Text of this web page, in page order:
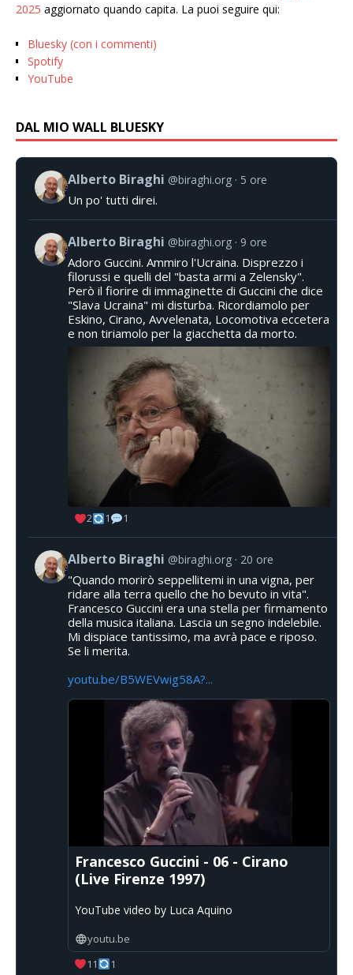
2025 aggiornato quando capita. La puoi seguire qui:
Bluesky (con i commenti)
Spotify
YouTube
DAL MIO WALL BLUESKY
Alberto Biraghi @biraghi.org 5 ore
Un po' tutti direi.
Alberto Biraghi @biraghi.org 9 ore
Adoro Guccini. Ammiro l'Ucraina. Disprezzo i
filorussi e quelli del "basta armi a Zelensky".
Però il fiorire di immaginette di Guccini che dice
"Slava Ucraina" mi disturba. Ricordiamolo per
Eskino, Cirano, Avvelenata, Locomotiva eccetera
e non tiriamolo per la giacchetta da morto.
2 1 1
Alberto Biraghi @biraghi.org 20 ore
"Quando morirò seppellitemi in una vigna, per
ridare alla terra quello che ho bevuto in vita".
Francesco Guccini era una stella per firmamento
della musica italiana. Lascia un segno indelebile.
Mi dispiace tantissimo, ma avrà pace e riposo.
Se li merita.
youtu.be/B5WEVwig58A?...
Francesco Guccini - 06 - Cirano
(Live Firenze 1997)
YouTube video by Luca Aquino
youtu.be
11
1